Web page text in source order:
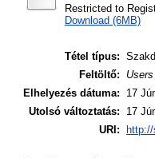
Restricted to
Download (6MB)
Tétel típus:
Feltöltő:
Elhelyezés dátuma:
17
Utolsó változtatás:
17
URI: